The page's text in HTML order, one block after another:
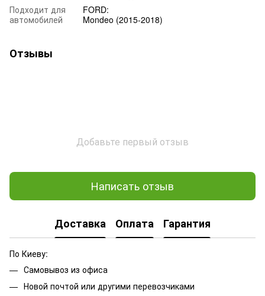
Подходит для
автомобилей
FORD:
Mondeo (2015-2018)
Отзывы
Добавьте первый отзыв
Написать отзыв
Доставка Оплата Гарантия
По Киеву:
Самовывоз из офиса
Новой почтой или другими перевозчиками